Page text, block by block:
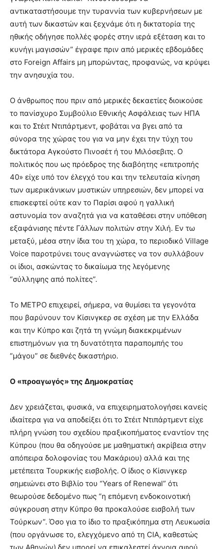
αντικαταστήσουμε την τυραννία των κυβερνήσεων με
αυτή των δικαστών και ξεχνάμε ότι η δικτατορία της
ηθικής οδήγησε πολλές φορές στην ιερά εξέταση και το
κυνήγι μαγισσών” έγραφε πριν από μερικές εβδομάδες
στο Foreign Affairs μη μπορώντας, προφανώς, να κρύψει
την ανησυχία του.
Ο άνθρωπος που πριν από μερικές δεκαετίες διοικούσε
το πανίσχυρο Συμβούλιο Εθνικής Ασφάλειας των ΗΠΑ
και το Στέιτ Ντιπάρτμεντ, φοβάται να βγει από τα
σύνορα της χώρας του για να μην έχει την τύχη του
δικτάτορα Αγκούστο Πινοσέτ ή του Μιλόσεβιτς. Ο
πολιτικός που ως πρόεδρος της διαβόητης «επιτροπής
40» είχε υπό τον έλεγχό του και την τελευταία κίνηση
των αμερικάνικων μυστικών υπηρεσιών, δεν μπορεί να
επισκεφτεί ούτε καν το Παρίσι αφού η γαλλική
αστυνομία τον αναζητά για να καταθέσει στην υπόθεση
εξαφάνισης πέντε Γάλλων πολιτών στην Χιλή. Εν τω
μεταξύ, μέσα στην ίδια του τη χώρα, το περιοδικό Village
Voice παροτρύνει τους αναγνώστες να τον συλλάβουν
οι ίδιοι, ασκώντας το δικαίωμα της λεγόμενης
“σύλληψης από πολίτες”.
Το ΜΕΤΡΟ επιχειρεί, σήμερα, να θυμίσει τα γεγονότα
που βαρύνουν τον Κίσινγκερ σε σχέση με την Ελλάδα
και την Κύπρο και ζητά τη γνώμη διακεκριμένων
επιστημόνων για τη δυνατότητα παραπομπής του
“μάγου” σε διεθνές δικαστήριο.
Ο «προαγωγός» της Δημοκρατίας
Δεν χρειάζεται, φυσικά, να επιχειρηματολογήσει κανείς
ιδιαίτερα για να αποδείξει ότι το Στέιτ Ντιπάρτμεντ είχε
πλήρη γνώση του σχεδίου πραξικοπήματος εναντίον της
Κύπρου (που θα οδηγούσε με μαθηματική ακρίβεια στην
απόπειρα δολοφονίας του Μακάριου) αλλά και της
μετέπειτα Τουρκικής εισβολής. Ο ίδιος ο Κίσινγκερ
σημειώνει στο Βιβλίο του “Years of Renewal” ότι
θεωρούσε δεδομένο πως “η επόμενη ενδοκοινοτική
σύγκρουση στην Κύπρο θα προκαλούσε εισβολή των
Τούρκων”. Όσο για το ίδιο το πραξικόπημα στη Λευκωσία
(που οργάνωσε το, ελεγχόμενο από τη CIA, καθεστώς